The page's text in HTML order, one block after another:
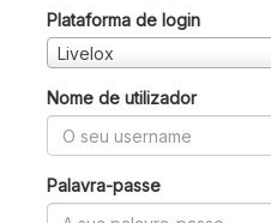
Plataforma de login
Livelox
Nome de utilizador
Palavra-passe